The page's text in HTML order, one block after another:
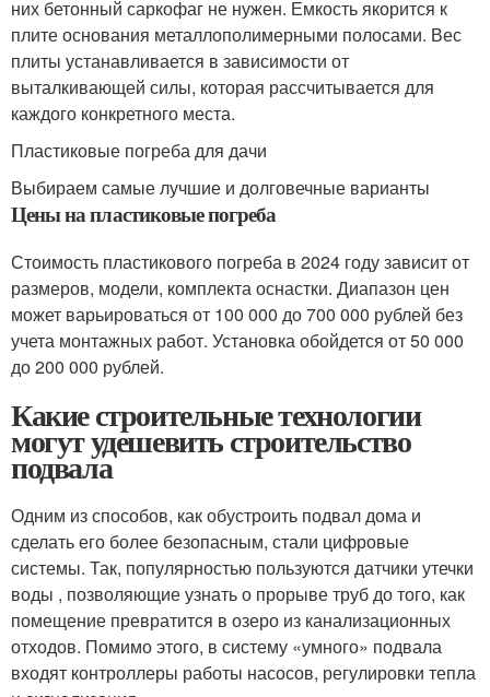
них бетонный саркофаг не нужен. Емкость якорится к
плите основания металлополимерными полосами. Вес
плиты устанавливается в зависимости от
выталкивающей силы, которая рассчитывается для
каждого конкретного места.
Пластиковые погреба для дачи
Выбираем самые лучшие и долговечные варианты
Цены на пластиковые погреба
Стоимость пластикового погреба в 2024 году зависит от
размеров, модели, комплекта оснастки. Диапазон цен
может варьироваться от 100 000 до 700 000 рублей без
учета монтажных работ. Установка обойдется от 50 000
до 200 000 рублей.
Какие строительные технологии
могут удешевить строительство
подвала
Одним из способов, как обустроить подвал дома и
сделать его более безопасным, стали цифровые
системы. Так, популярностью пользуются датчики утечки
воды , позволяющие узнать о прорыве труб до того, как
помещение превратится в озеро из канализационных
отходов. Помимо этого, в систему «умного» подвала
входят контроллеры работы насосов, регулировки тепла